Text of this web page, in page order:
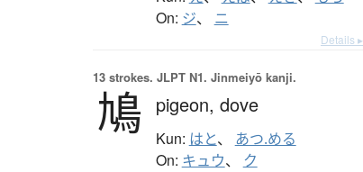
On: ジ、 ニ
Details ▸
13 strokes. JLPT N1. Jinmeiyō kanji.
鳩 pigeon, dove
Kun: はと、 あつ.める
On: キュウ、 ク